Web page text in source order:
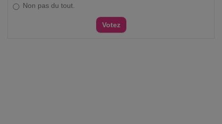
Non pas du tout.